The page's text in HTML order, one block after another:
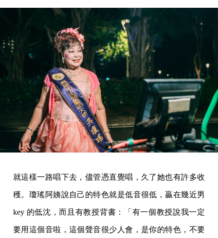
就這樣一路唱下去，儘管憑直覺唱，久了她也有許多收
穫。瓊瑤阿姨說自己的特色就是低音很低，贏在幾近男
key 的低沈，而且有教授背書：「有一個教授說我一定
要用這個音啦，這個聲音很少人會，是你的特色，不要